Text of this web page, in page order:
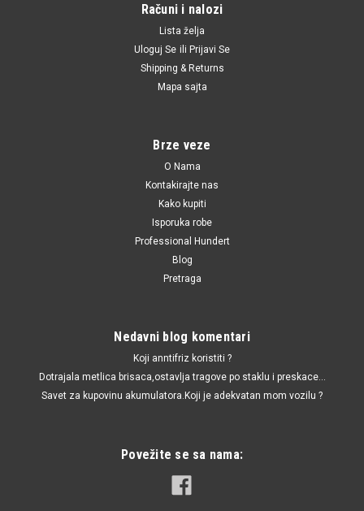
Računi i nalozi
Lista želja
Uloguj Se ili Prijavi Se
Shipping & Returns
Mapa sajta
Brze veze
O Nama
Kontakirajte nas
Kako kupiti
Isporuka robe
Professional Hundert
Blog
Pretraga
Nedavni blog komentari
Koji anntifriz koristiti ?
Dotrajala metlica brisaca,ostavlja tragove po staklu i preskace...
Savet za kupovinu akumulatora.Koji je adekvatan mom vozilu ?
Povežite se sa nama: